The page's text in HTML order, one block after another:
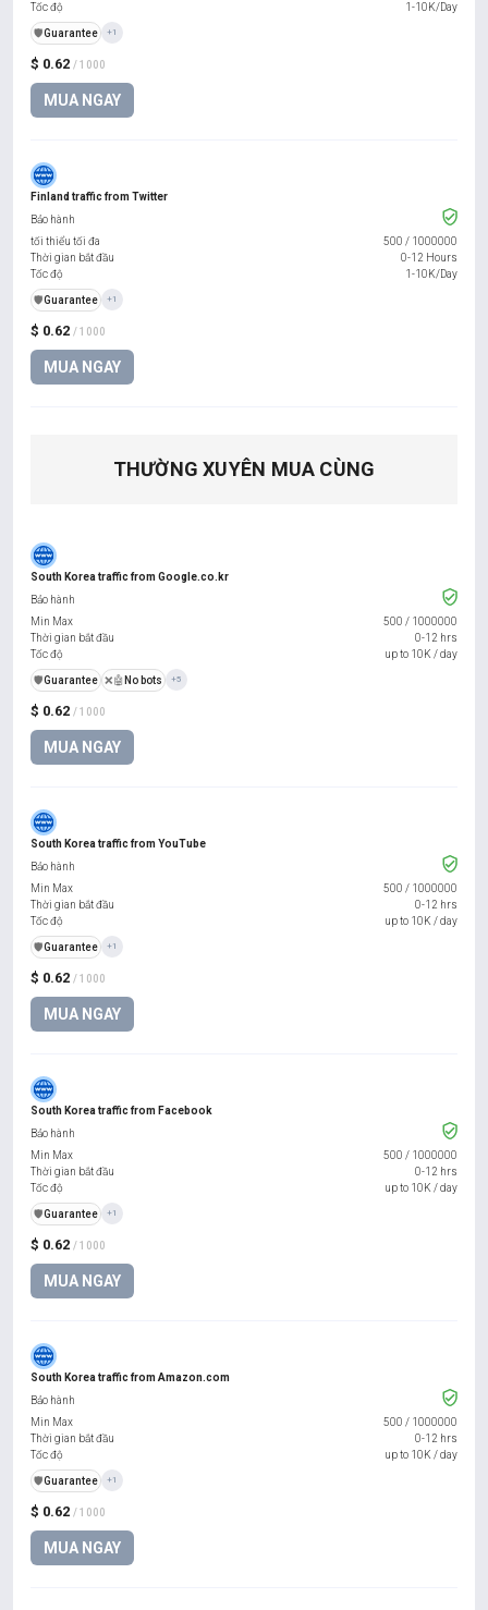
$ 0.62 / 1000
MUA NGAY
Tốc độ
1-10K/Day
️🛡️Guarantee +1
Finland traffic from Twitter
$ 0.62 / 1000
MUA NGAY
Bảo hành
tối thiểu tối đa
500 / 1000000
Thời gian bắt đầu
0-12 Hours
Tốc độ
1-10K/Day
️🛡️Guarantee +1
THƯỜNG XUYÊN MUA CÙNG
South Korea traffic from Google.co.kr
$ 0.62 / 1000
MUA NGAY
Bảo hành
Min Max
500 / 1000000
Thời gian bắt đầu
0-12 hrs
Tốc độ
up to 10K / day
️🛡️Guarantee ❌🤖 No bots +5
South Korea traffic from YouTube
$ 0.62 / 1000
MUA NGAY
Bảo hành
Min Max
500 / 1000000
Thời gian bắt đầu
0-12 hrs
Tốc độ
up to 10K / day
️🛡️Guarantee +1
South Korea traffic from Facebook
$ 0.62 / 1000
MUA NGAY
Bảo hành
Min Max
500 / 1000000
Thời gian bắt đầu
0-12 hrs
Tốc độ
up to 10K / day
️🛡️Guarantee +1
South Korea traffic from Amazon.com
$ 0.62 / 1000
MUA NGAY
Bảo hành
Min Max
500 / 1000000
Thời gian bắt đầu
0-12 hrs
Tốc độ
up to 10K / day
️🛡️Guarantee +1